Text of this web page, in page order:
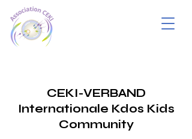
CEKI-VERBAND
Internationale Kdos Kids
Community